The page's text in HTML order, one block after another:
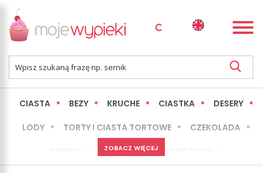
CIASTA BEZY KRUCHE CIASTKA DESERY
LODY TORTY I CIASTA TORTOWE CZEKOLADA
MINI WYPIEKI
ZOBACZ WIĘCEJ